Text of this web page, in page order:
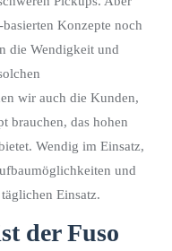
Konzepte noch
die Wendigkeit und
wir auch die Kunden,
brauchen, das hohen
Wendig im Einsatz,
und
Einsatz.
der Fuso